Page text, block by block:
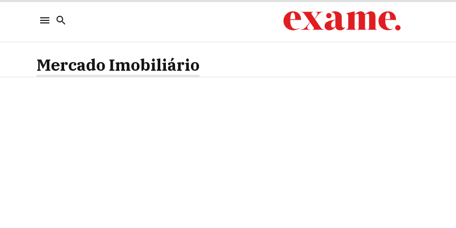
Mercado Imobiliário